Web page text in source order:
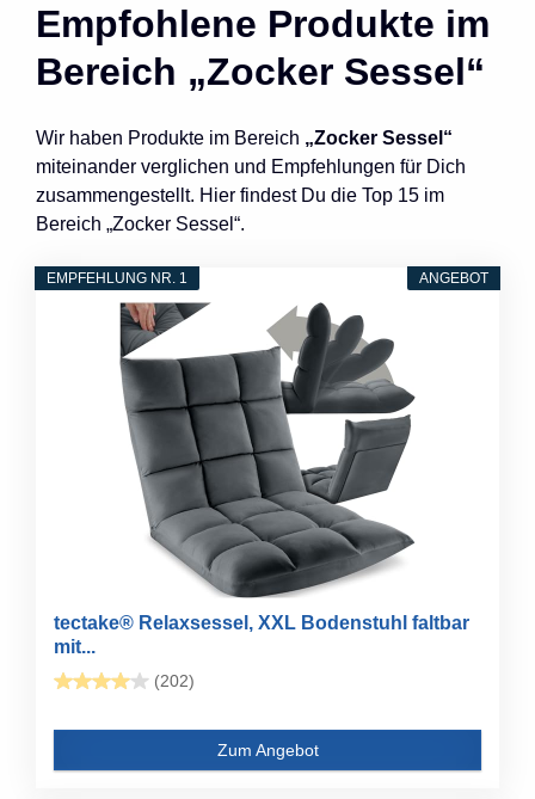
Empfohlene Produkte im
Bereich „Zocker Sessel“
Wir haben Produkte im Bereich „Zocker Sessel“
miteinander verglichen und Empfehlungen für Dich
zusammengestellt. Hier findest Du die Top 15 im
Bereich „Zocker Sessel“.
ANGEBOT
EMPFEHLUNG NR. 1
tectake® Relaxsessel, XXL Bodenstuhl faltbar
mit...
(202)
Zum Angebot